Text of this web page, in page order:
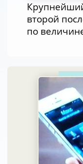
второй
по